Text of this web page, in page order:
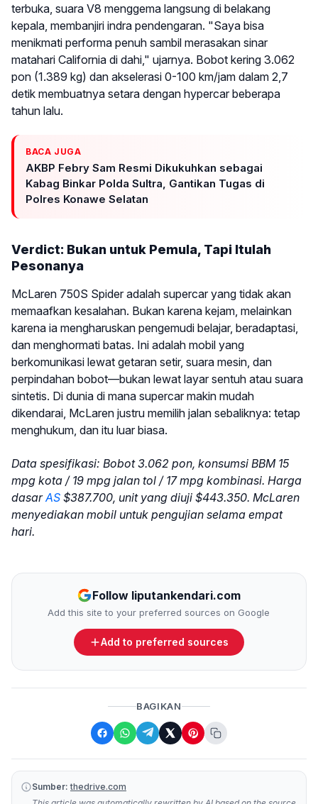
terbuka, suara V8 menggema langsung di belakang
kepala, membanjiri indra pendengaran. "Saya bisa
menikmati performa penuh sambil merasakan sinar
matahari California di dahi," ujarnya. Bobot kering 3.062
pon (1.389 kg) dan akselerasi 0-100 km/jam dalam 2,7
detik membuatnya setara dengan hypercar beberapa
tahun lalu.
BACA JUGA
AKBP Febry Sam Resmi Dikukuhkan sebagai
Kabag Binkar Polda Sultra, Gantikan Tugas di
Polres Konawe Selatan
Verdict: Bukan untuk Pemula, Tapi Itulah
Pesonanya
McLaren 750S Spider adalah supercar yang tidak akan
memaafkan kesalahan. Bukan karena kejam, melainkan
karena ia mengharuskan pengemudi belajar, beradaptasi,
dan menghormati batas. Ini adalah mobil yang
berkomunikasi lewat getaran setir, suara mesin, dan
perpindahan bobot—bukan lewat layar sentuh atau suara
sintetis. Di dunia di mana supercar makin mudah
dikendarai, McLaren justru memilih jalan sebaliknya: tetap
menghukum, dan itu luar biasa.
Data spesifikasi: Bobot 3.062 pon, konsumsi BBM 15
mpg kota / 19 mpg jalan tol / 17 mpg kombinasi. Harga
dasarAS $387.700, unit yang diuji $443.350. McLaren
menyediakan mobil untuk pengujian selama empat
hari.
Follow liputankendari.com
Add this site to your preferred sources on Google
Add to preferred sources
BAGIKAN
Sumber: thedrive.com